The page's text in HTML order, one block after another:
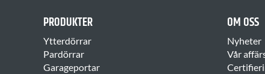
PRODUKTER
Ytterdörrar
Pardörrar
Garageportar
OM OSS
Nyheter
Vår